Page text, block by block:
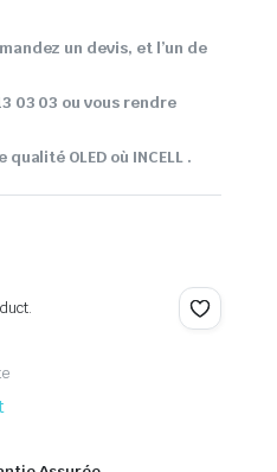
un devis, et l’un de
03 03 ou vous rendre
OLED où INCELL .